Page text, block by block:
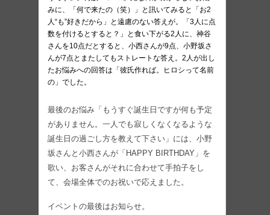
みに、「何で来たの（笑）」と訊いてみると「お2
人“も”好きだから」と遠慮のない答えが。「3人に点
数を付けるとすると？」と食い下がる2人に、神谷
さんを10点だとすると、小西さんが9点、小野坂さ
んが7点とまたしてもストレートな答え。2人が出し
たお悩みへの回答は「彼氏作れば。ヒロシって名前
の」でした。
最後のお悩み「もうすぐ誕生日ですが何も予定
がありません。一人でも寂しくなくなるような
誕生日の過ごし方を教えて下さい」には、小野
坂さんと小西さんが「HAPPY BIRTHDAY」を
歌い、お客さんがそれに合わせて手拍子をし
て、会場全体でのお祝いで応えました。
イベントの最後はお知らせ。